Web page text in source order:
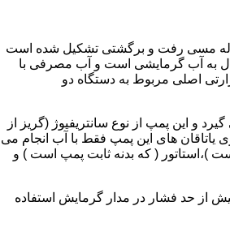
مسی رفت و برگشتی تشکیل شده است
به آب گرمایشی است و آب مصرفی با
اصلی مربوط به دستگاه دو
و این پمپ از نوع سانتریفیوژ (گریز از
یاتاقان های این پمپ فقط با آب انجام می
)،استاتور ( که بدنه ثابت پمپ است ) و
از حد فشار در مدار گرمایش استفاده